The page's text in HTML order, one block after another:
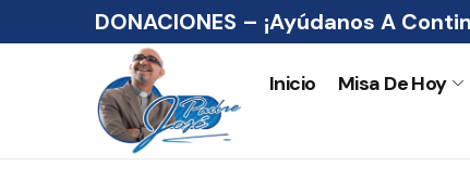
DONACIONES – ¡Ayúdanos A
Inicio Misa De Hoy